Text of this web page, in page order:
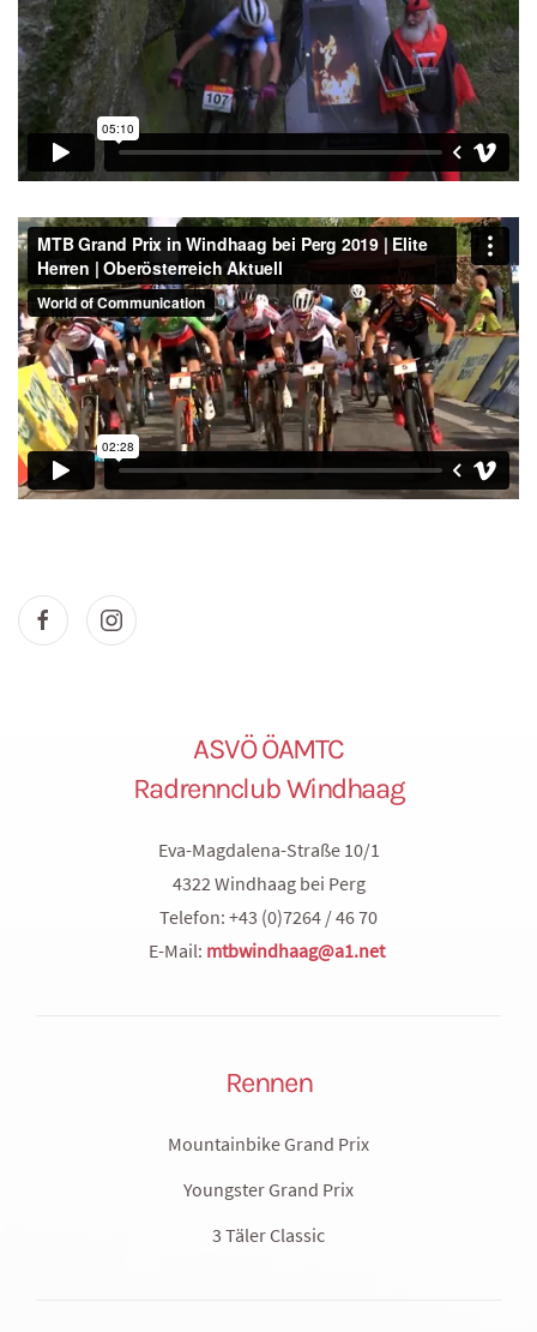
ASVÖ ÖAMTC
Radrennclub Windhaag
Eva-Magdalena-Straße 10/1
4322 Windhaag bei Perg
Telefon: +43 (0)7264 / 46 70
E-Mail: mtbwindhaag@a1.net
Rennen
Mountainbike Grand Prix
Youngster Grand Prix
3 Täler Classic